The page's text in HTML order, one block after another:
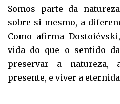
Somos parte da
sobre si mesmo, a
Como afirma
vida do que o sentido
preservar a natureza,
presente, e viver a